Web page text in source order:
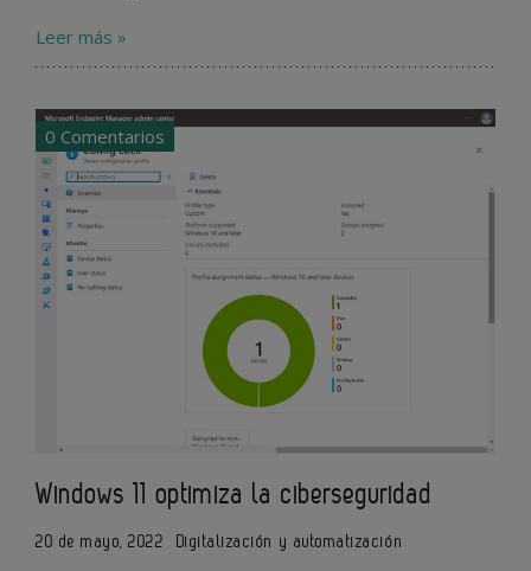
Leer más »
0 Comentarios
Windows 11 optimiza la ciberseguridad
20 de mayo, 2022 Digitalización y automatización